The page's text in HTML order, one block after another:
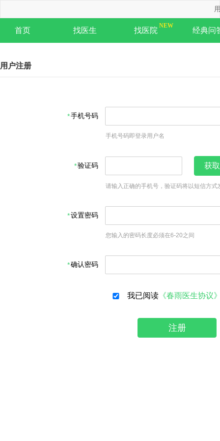
首页 找医生 找医院 经典问
用户注册
手机号码
手机号码即登录用户名
验证码 获
请输入正确的手机号，验证码将以短信方式
设置密码
您输入的密码长度必须在6-20之间
确认密码
我已阅读 《春雨医生协议
注册